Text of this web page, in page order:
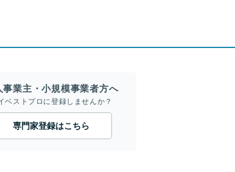
事業主・小規模事業者方へ
ベストプロに登録しませんか？
専門家登録はこちら